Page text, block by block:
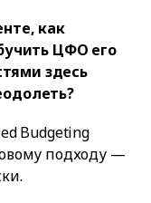
как
ЦФО его
здесь
Budgeting
подходу —